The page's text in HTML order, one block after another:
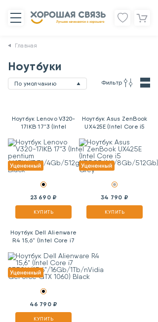
Главная
Ноутбуки
По умолчанию Фильтр
Ноутбук Lenovo V320-
17IKB 17"3 (Intel
4415U/17.3"/4Gb/512gb)
Black
23 690 ₽
КУПИТЬ
Ноутбук Asus ZenBook
UX425E (Intel Core i5
Grey
34 790 ₽
КУПИТЬ
Ноутбук Dell Alienware
R4 15,6" (Intel Core i7
GeForce GTX 1060)
Black
46 790 ₽
КУПИТЬ